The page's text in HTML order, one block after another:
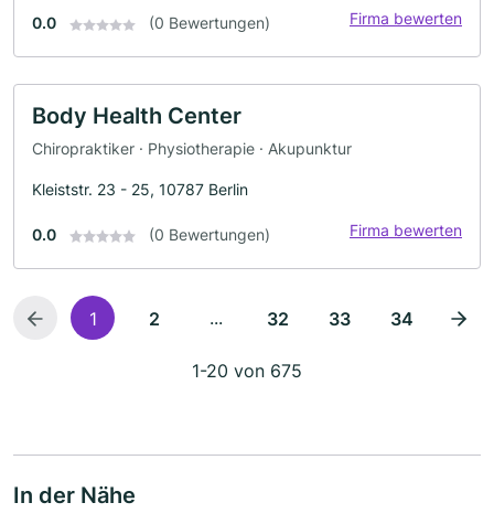
0.0 (0 Bewertungen) Firma bewerten
Body Health Center
Chiropraktiker · Physiotherapie · Akupunktur
Kleiststr. 23 - 25, 10787 Berlin
0.0 (0 Bewertungen) Firma bewerten
1 2 ... 32 33 34
1-20 von 675
In der Nähe